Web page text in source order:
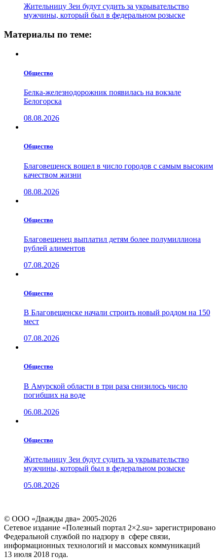
Жительницу Зеи будут судить за укрывательство
мужчины, который был в федеральном розыске
Материалы по теме:
Общество
Белка-железнодорожник появилась на вокзале
Белогорска
08.08.2026
Общество
Благовещенск вошел в число городов с самым высоким
качеством жизни
08.08.2026
Общество
Благовещенец выплатил детям более полумиллиона
рублей алиментов
07.08.2026
Общество
В Благовещенске начали строить новый роддом на 150
мест
07.08.2026
Общество
В Амурской области в три раза снизилось число
погибших на воде
06.08.2026
Общество
Жительницу Зеи будут судить за укрывательство
мужчины, который был в федеральном розыске
05.08.2026
© ООО «Дважды два» 2005-2026
Сетевое издание «Полезный портал 2×2.su» зарегистрировано
Федеральной службой по надзору в сфере связи,
информационных технологий и массовых коммуникаций
13 июля 2018 года.